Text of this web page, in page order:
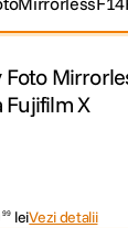
Fujifilm X
99 leiVezi detalii